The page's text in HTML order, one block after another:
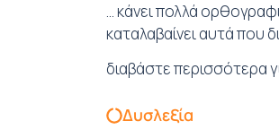
… κάνει πολλά
καταλαβαίνει αυτά που
διαβάστε περισσότερα
Δυσλεξία